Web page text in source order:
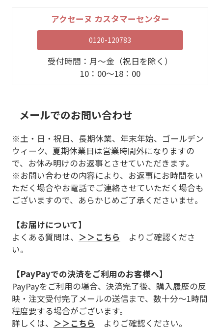
アクセーヌ カスタマーセンター
0120-120783
受付時間：月～金（祝日を除く）
10：00～18：00
メールでのお問い合わせ
※土・日・祝日、長期休業、年末年始、ゴールデン
ウィーク、夏期休業日は営業時間外になりますの
で、お休み明けのお返事とさせていただきます。
※お問い合わせの内容により、お返事にお時間をい
ただく場合やお電話でご連絡させていただく場合も
ございますので、あらかじめご了承くださいませ。
【お届けについて】
よくある質問は、 ＞＞こちら
よりご確認くださ
い。
【PayPayでの決済をご利用のお客様へ】
PayPayをご利用の場合、決済完了後、購入履歴の反
映・注文受付完了メールの送信まで、数十分～1時間
程度要する場合がございます。
詳しくは、 ＞＞こちら よりご確認ください。